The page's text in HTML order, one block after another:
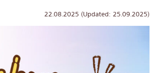
อารีย์
22.08.2025 (Updated: 25.09.2025)